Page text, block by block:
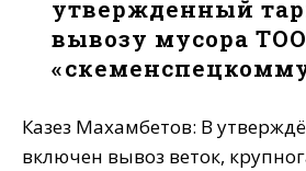
утвержденный
вывозу мусора ТОО
Казез Махамбетов: В
включен вывоз веток,